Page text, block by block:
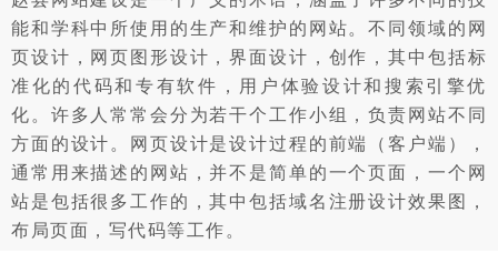
能和学科中所使用的生产和维护的网站。不同领域的网
页设计，网页图形设计，界面设计，创作，其中包括标
准化的代码和专有软件，用户体验设计和搜索引擎优
化。许多人常常会分为若干个工作小组，负责网站不同
方面的设计。网页设计是设计过程的前端（客户端），
通常用来描述的网站，并不是简单的一个页面，一个网
站是包括很多工作的，其中包括域名注册设计效果图，
布局页面，写代码等工作。